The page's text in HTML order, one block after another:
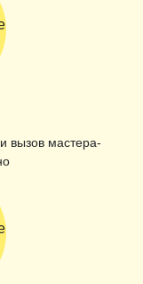
вызов мастера-